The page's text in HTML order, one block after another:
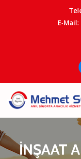
E-
İNŞAAT